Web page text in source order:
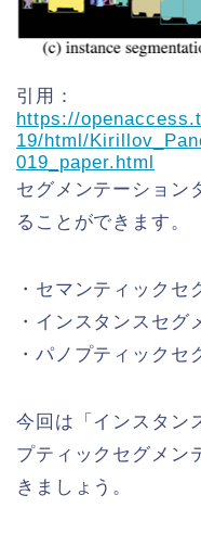
引用：
https://
19/html/
019_paper.html
セグメンテーション
ることができます。
・セマンティックセ
・インスタンスセグ
・パノプティックセ
今回は「インスタン
プティックセグメン
きましょう。